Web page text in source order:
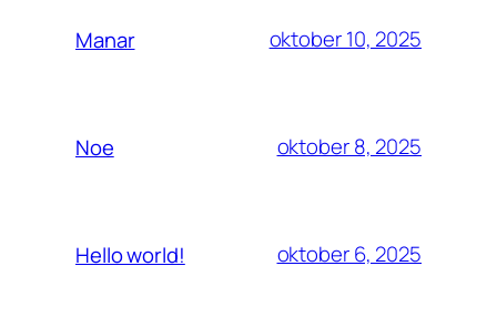
Manar oktober 10, 2025
Noe oktober 8, 2025
Hello world! oktober 6, 2025